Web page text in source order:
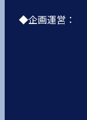
◆企画運営：